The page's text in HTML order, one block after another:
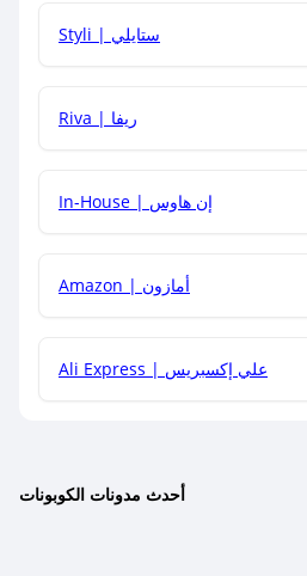
كود خصم مع العروض الأخرى؟
Styli | ستايلي
Riva | ريفا
In-House | إن هاوس
Amazon | أمازون
Ali Express | علي إكسبريس
أحدث مدونات الكوبونات